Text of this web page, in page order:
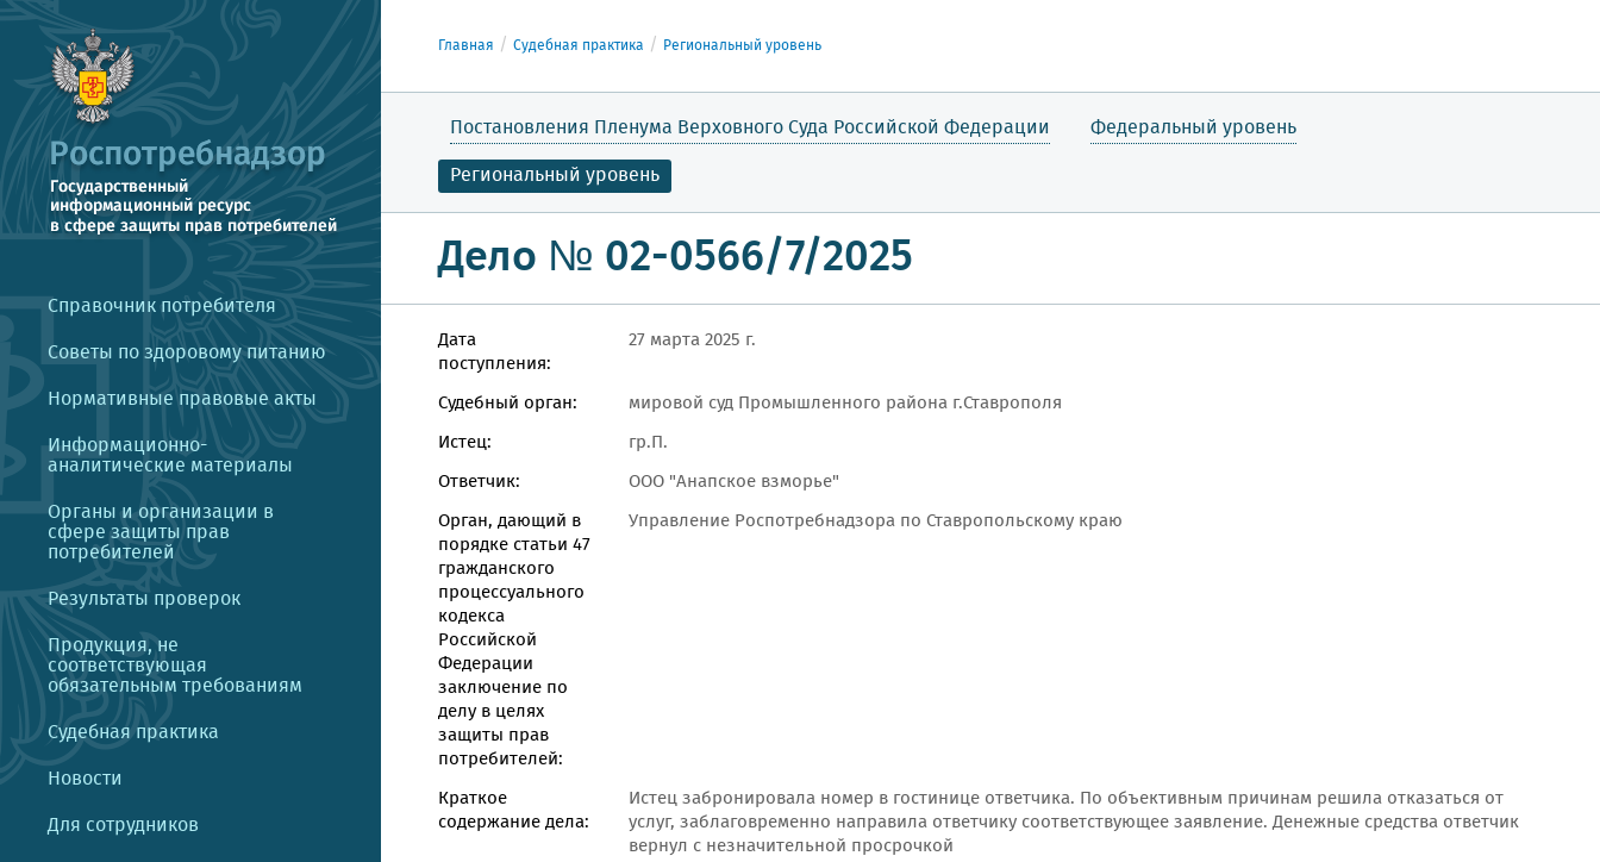
Справочник потребителя
Советы по здоровому питанию
Нормативные правовые акты
Информационно-
аналитические материалы
Органы и организации в
сфере защиты прав
потребителей
Результаты проверок
Продукция, не
соответствующая
обязательным требованиям
Судебная практика
Новости
Для сотрудников
Главная Судебная практика Региональный уровень
Постановления Пленума Верховного Суда Российской Федерации
Федеральный уровень
Региональный уровень
Дело № 02-0566/7/2025
Дата
поступления:
27 марта 2025 г.
Судебный орган:
мировой суд Промышленного района г.Ставрополя
Истец:
гр.П.
Ответчик:
ООО "Анапское взморье"
Орган, дающий в
порядке статьи 47
гражданского
процессуального
кодекса
Российской
Федерации
заключение по
делу в целях
защиты прав
потребителей:
Управление Роспотребнадзора по Ставропольскому краю
Краткое
содержание дела:
Истец забронировала номер в гостинице ответчика. По объективным причинам решила отказаться от
услуг, заблаговременно направила ответчику соответствующее заявление. Денежные средства ответчик
вернул с незначительной просрочкой